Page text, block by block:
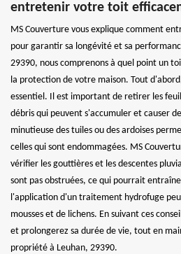
entretenir votre toit
MS Couverture vous explique comment
pour garantir sa longévité et sa
29390, nous comprenons à quel point un
la protection de votre maison. Tout
essentiel. Il est important de retirer les
débris qui peuvent s'accumuler et causer
minutieuse des tuiles ou des ardoises
celles qui sont endommagées. MS
vérifier les gouttières et les descentes
sont pas obstruées, ce qui pourrait
l'application d'un traitement hydrofuge
mousses et de lichens. En suivant ces
et prolongerez sa durée de vie, tout en
propriété à Leuhan, 29390.